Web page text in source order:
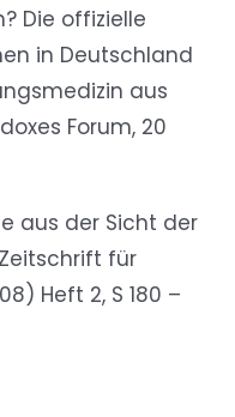
Die offizielle
in Deutschland
aus
Forum, 20
aus der Sicht der
für
Heft 2, S 180 –